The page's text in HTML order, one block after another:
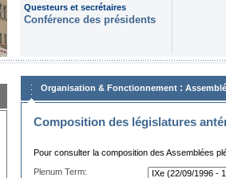
Questeurs et secrétaires
Conférence des présidents
Organisation & Fonctionnement :
Composition des législatures
Pour consulter la composition des Assemblées
Plenum Term: